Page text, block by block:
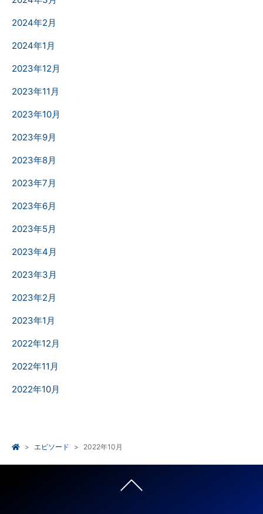
2024年2月
2024年1月
2023年12月
2023年11月
2023年10月
2023年9月
2023年8月
2023年7月
2023年6月
2023年5月
2023年4月
2023年3月
2023年2月
2023年1月
2022年12月
2022年11月
2022年10月
エピソード 2022年10月